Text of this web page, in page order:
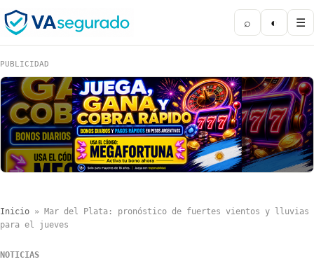
⌕ ◐ ☰
PUBLICIDAD
Inicio » Mar del Plata: pronóstico de fuertes vientos y lluvias
para el jueves
NOTICIAS